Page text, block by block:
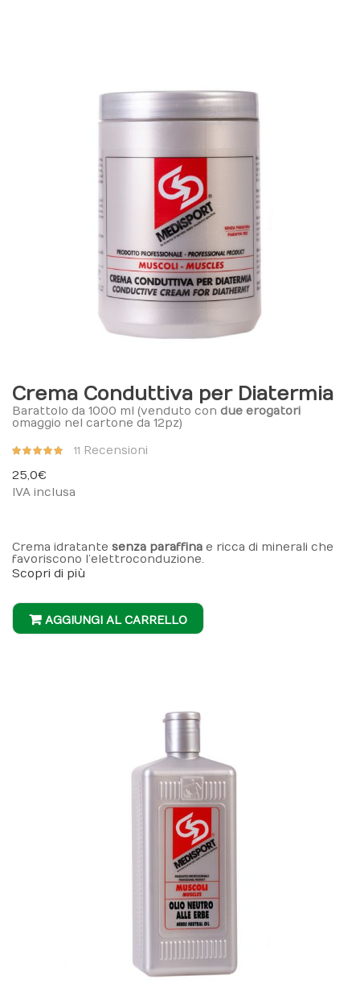
Crema Conduttiva per Diatermia
Barattolo da 1000 ml (venduto con due erogatori
omaggio nel cartone da 12pz)
Valutazione:
11 Recensioni
25,0 €
IVA inclusa
Crema idratante senza paraffina e ricca di minerali che
favoriscono l’elettroconduzione.
Scopri di più
AGGIUNGI AL CARRELLO